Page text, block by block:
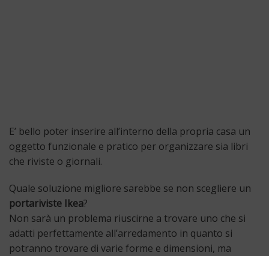
E’ bello poter inserire all’interno della propria casa un
oggetto funzionale e pratico per organizzare sia libri
che riviste o giornali.
Quale soluzione migliore sarebbe se non scegliere un
portariviste Ikea?
Non sarà un problema riuscirne a trovare uno che si
adatti perfettamente all’arredamento in quanto si
potranno trovare di varie forme e dimensioni, ma